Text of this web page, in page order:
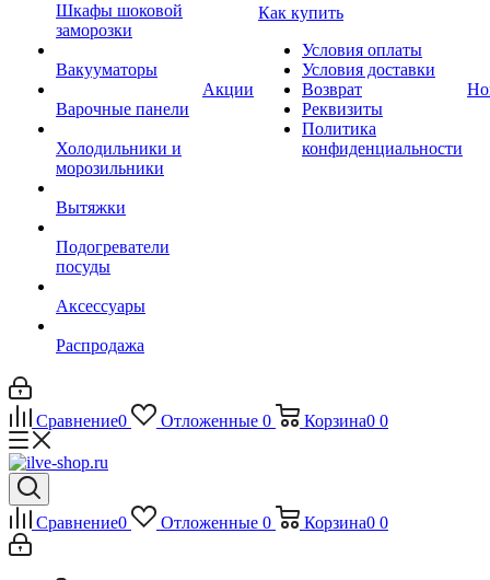
Шкафы шоковой
заморозки
Вакууматоры
Варочные панели
Холодильники и
морозильники
Вытяжки
Подогреватели
посуды
Аксессуары
Распродажа
Акции
Как купить
Условия оплаты
Условия доставки
Возврат
Реквизиты
Политика
конфиденциальности
Сравнение0 Отложенные 0 Корзина0 0
Сравнение0 Отложенные 0 Корзина0 0